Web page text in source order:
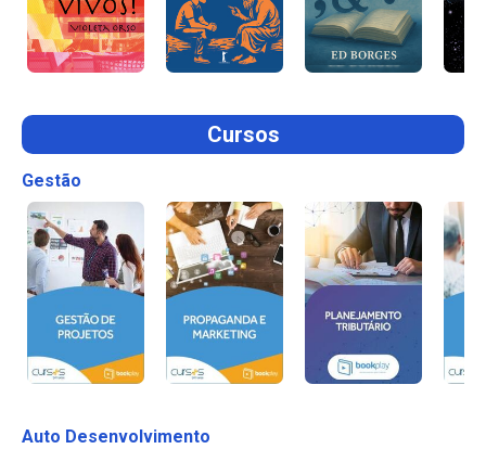
Cursos
Gestão
Auto Desenvolvimento